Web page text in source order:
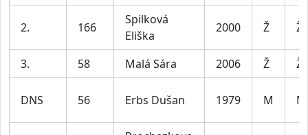
2. 166
Spilková
Eliška
2000 Ž
3. 58 Malá Sára 2006 Ž
DNS 56 Erbs Dušan 1979 M